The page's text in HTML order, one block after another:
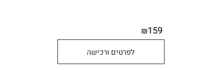
₪159
לפרטים ורכישה